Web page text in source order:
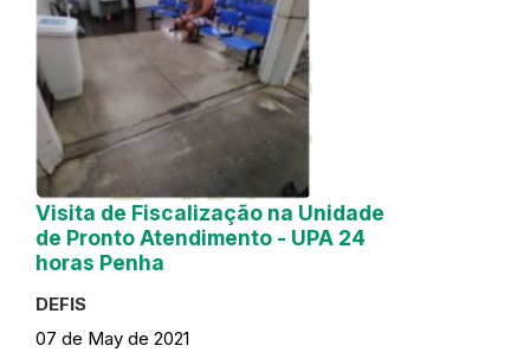
Visita de Fiscalização na Unidade
de Pronto Atendimento - UPA 24
horas Penha
DEFIS
07 de May de 2021